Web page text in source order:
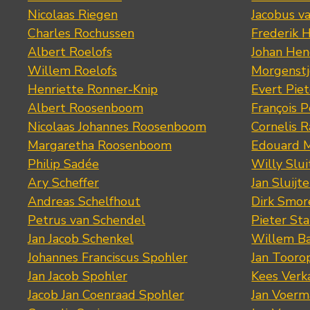
Nicolaas Riegen
Charles Rochussen
Albert Roelofs
Willem Roelofs
Henriette Ronner-Knip
Albert Roosenboom
Nicolaas Johannes Roosenboom
Margaretha Roosenboom
Philip Sadée
Ary Scheffer
Andreas Schelfhout
Petrus van Schendel
Jan Jacob Schenkel
Johannes Franciscus Spohler
Jan Jacob Spohler
Jacob Jan Coenraad Spohler
Jacobus
Frederik
Johan
Evert
François
Cornelis
Edouard
Willy
Jan
Dirk
Pieter
Willem
Jan
Kees
Jan